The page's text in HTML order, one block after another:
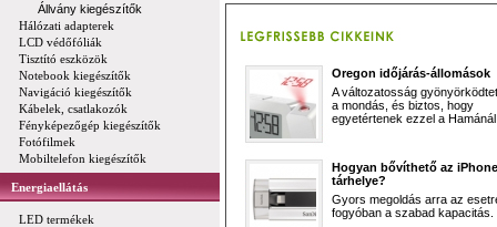
Állvány kiegészítők
Hálózati adapterek
LCD védőfóliák
Tisztító eszközök
Notebook kiegészítők
Navigáció kiegészítők
Kábelek, csatlakozók
Fényképezőgép kiegészítők
Fotófilmek
Mobiltelefon kiegészítők
Energiaellátás
LED termékek
Oregon időjárás-állomások
A változatosság
a mondás, és biztos, hogy
egyetértenek ezzel a
Hogyan bővíthető az iPhone
tárhelye?
Gyors megoldás arra az
fogyóban a szabad kapacitás.